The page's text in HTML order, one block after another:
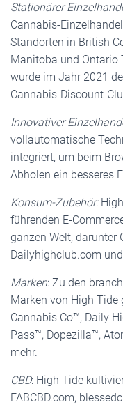
Stationärer
Cannabis-
Standorten in British
Manitoba und Ontario
wurde im Jahr 2021
Cannabis-Discount-
Innovativer
vollautomatische
integriert, um beim
Abholen ein besseres
Konsum-Zubehör:High
führenden E-
ganzen Welt, darunter
Dailyhighclub.com
Marken: Zu den
Marken von High Tide
Cannabis Co™, Daily
Pass™, Dopezilla™,
mehr.
CBD: High Tide
FABCBD.com,